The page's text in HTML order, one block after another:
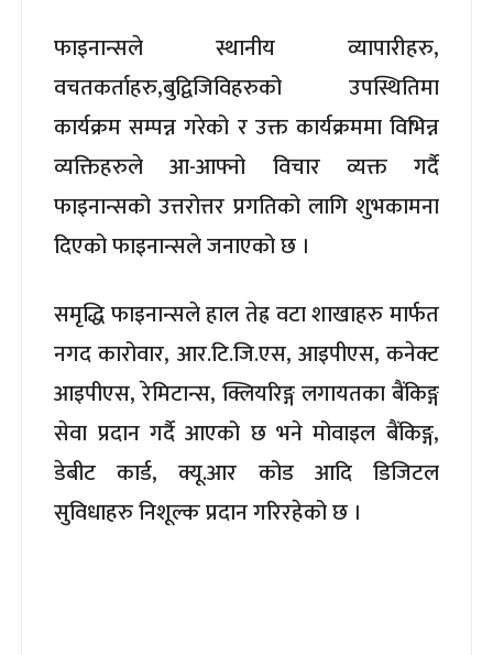
फाइनान्सले स्थानीय व्यापारीहरु,
वचतकर्ताहरु,बुद्विजिविहरुको उपस्थितिमा
कार्यक्रम सम्पन्न गरेको र उक्त कार्यक्रममा विभिन्न
व्यक्तिहरुले आ-आफ्नो विचार व्यक्त गर्दै
फाइनान्सको उत्तरोत्तर प्रगतिको लागि शुभकामना
दिएको फाइनान्सले जनाएको छ ।
समृद्धि फाइनान्सले हाल तेह्र वटा शाखाहरु मार्फत
नगद कारोवार, आर.टि.जि.एस, आइपीएस, कनेक्ट
आइपीएस, रेमिटान्स, क्लियरिङ्ग लगायतका बैंकिङ्ग
सेवा प्रदान गर्दै आएको छ भने मोवाइल बैंकिङ्ग,
डेबीट कार्ड, क्यू.आर कोड आदि डिजिटल
सुविधाहरु निशूल्क प्रदान गरिरहेको छ ।